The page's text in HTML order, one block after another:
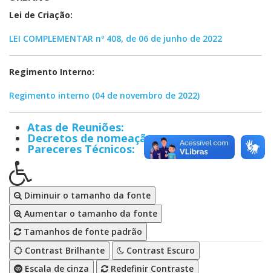
Lei de Criação:
LEI COMPLEMENTAR nº 408, de 06 de junho de 2022
Regimento Interno:
Regimento interno (04 de novembro de 2022)
Atas de Reuniões:
Decretos de nomeação:
Pareceres Técnicos:
Diminuir o tamanho da fonte
Aumentar o tamanho da fonte
Tamanhos de fonte padrão
Contrast Brilhante
Contrast Escuro
Escala de cinza
Redefinir Contraste